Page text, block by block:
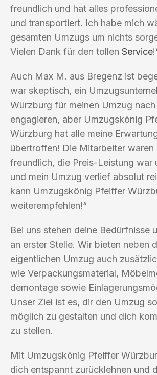
freundlich und hat alles
und transportiert. Ich habe mich
gesamten Umzugs um nichts
Vielen Dank für den tollen Service
Auch Max M. aus Bregenz ist
war skeptisch, ein
Würzburg für meinen Umzug
engagieren, aber Umzugskönig
Würzburg hat alle meine
übertroffen! Die Mitarbeiter waren
freundlich, die Preis-Leistung war
und mein Umzug verlief absolut
kann Umzugskönig Pfeiffer
weiterempfehlen!“
Bei uns stehen deine Bedürfnisse
an erster Stelle. Wir bieten neben
eigentlichen Umzug auch
wie Verpackungsmaterial,
demontage sowie
Unser Ziel ist es, dir den Umzug
möglich zu gestalten und dich
zu stellen.
Mit Umzugskönig Pfeiffer
dich entspannt zurücklehnen und